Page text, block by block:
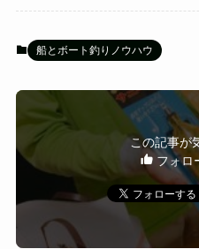
船とボート釣りノウハウ
この記事が
フォロ